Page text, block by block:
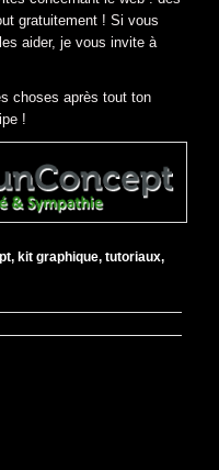
gratuitement ! Si vous
aider, je vous invite à
choses après tout ton
!
, kit graphique, tutoriaux,